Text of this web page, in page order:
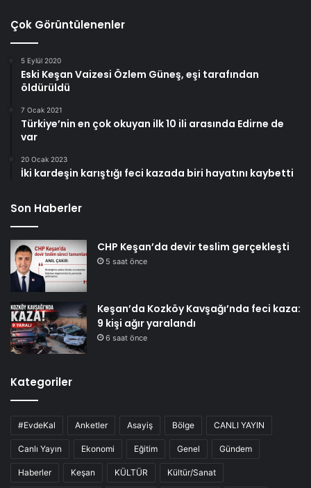
Çok Görüntülenenler
5 Eylül 2020
Eski Keşan Vaizesi Özlem Güneş, eşi tarafından
öldürüldü
7 Ocak 2021
Türkiye’nin en çok okuyan ilk 10 ili arasında Edirne de
var
20 Ocak 2023
İki kardeşin karıştığı feci kazada biri hayatını kaybetti
Son Haberler
CHP Keşan’da devir teslim gerçekleşti
5 saat önce
Keşan’da Kozköy Kavşağı’nda feci kaza:
9 kişi ağır yaralandı
6 saat önce
Kategoriler
#EvdeKal Anketler Asayiş Bölge CANLI YAYIN
Canlı Yayın Ekonomi Eğitim Genel Gündem
Haberler Keşan KÜLTÜR Kültür/Sanat